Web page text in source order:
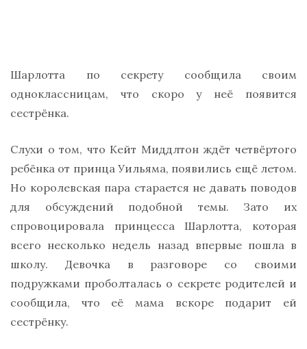
Шарлотта по секрету сообщила своим
одноклассницам, что скоро у неё появится
сестрёнка.
Слухи о том, что Кейт Миддлтон ждёт четвёртого
ребёнка от принца Уильяма, появились ещё летом.
Но королевская пара старается не давать поводов
для обсуждений подобной темы. Зато их
спровоцировала принцесса Шарлотта, которая
всего несколько недель назад впервые пошла в
школу. Девочка в разговоре со своими
подружками проболталась о секрете родителей и
сообщила, что её мама вскоре подарит ей
сестрёнку.